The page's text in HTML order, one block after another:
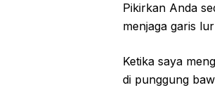
Pikirkan Anda
menjaga garis
Ketika saya
di punggung